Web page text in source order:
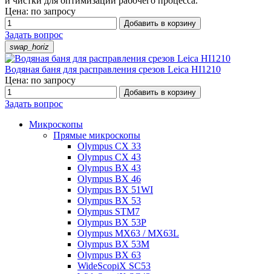
Цена: по запросу
Добавить в корзину
Задать вопрос
swap_horiz
Водяная баня для расправления срезов Leica HI1210
Цена: по запросу
Добавить в корзину
Задать вопрос
Микроскопы
Прямые микроскопы
Olympus CX 33
Olympus CX 43
Olympus BX 43
Olympus BX 46
Olympus BX 51WI
Olympus BX 53
Olympus STM7
Olympus BX 53P
Olympus MX63 / MX63L
Olympus BX 53M
Olympus BX 63
WideScopiX SC53